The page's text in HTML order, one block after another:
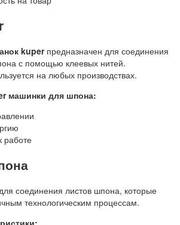
kuperпредназначен для соединения
с помощью клеевых нитей.
на любых производствах.
машинки для шпона:
работе
соединения листов шпона, которые
технологическим процессам.